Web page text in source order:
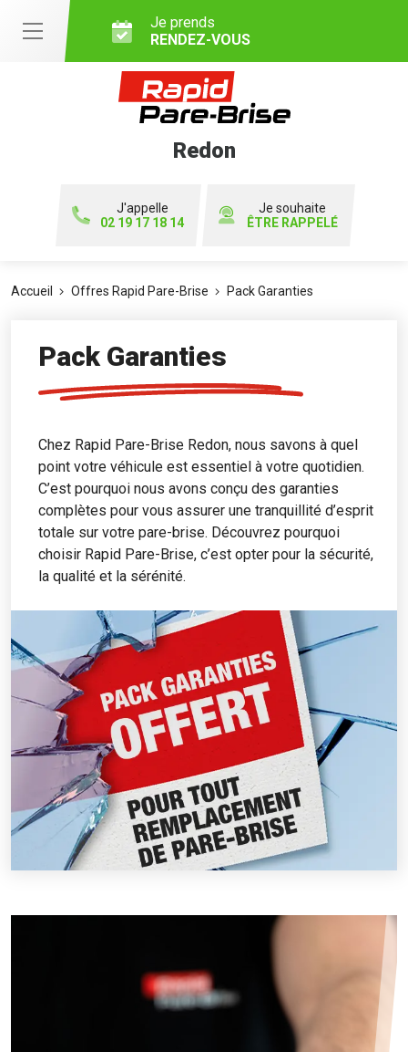
Je prends
RENDEZ-VOUS
Redon
J'appelle
02 19 17 18 14
Je souhaite
ÊTRE RAPPELÉ
Accueil Offres Rapid Pare-Brise Pack Garanties
Pack Garanties
Chez Rapid Pare-Brise Redon, nous savons à quel
point votre véhicule est essentiel à votre quotidien.
C’est pourquoi nous avons conçu des garanties
complètes pour vous assurer une tranquillité d’esprit
totale sur votre pare-brise. Découvrez pourquoi
choisir Rapid Pare-Brise, c’est opter pour la sécurité,
la qualité et la sérénité.